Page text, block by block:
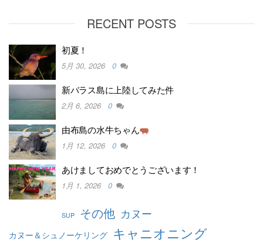
RECENT POSTS
初夏！
5月 30, 2026 0
新バラス島に上陸してみた件
2月 6, 2026 0
由布島の水牛ちゃん
1月 12, 2026 0
あけましておめでとうございます！
1月 1, 2026 0
SUP その他 カヌー
カヌー＆シュノーケリング キャニオニング